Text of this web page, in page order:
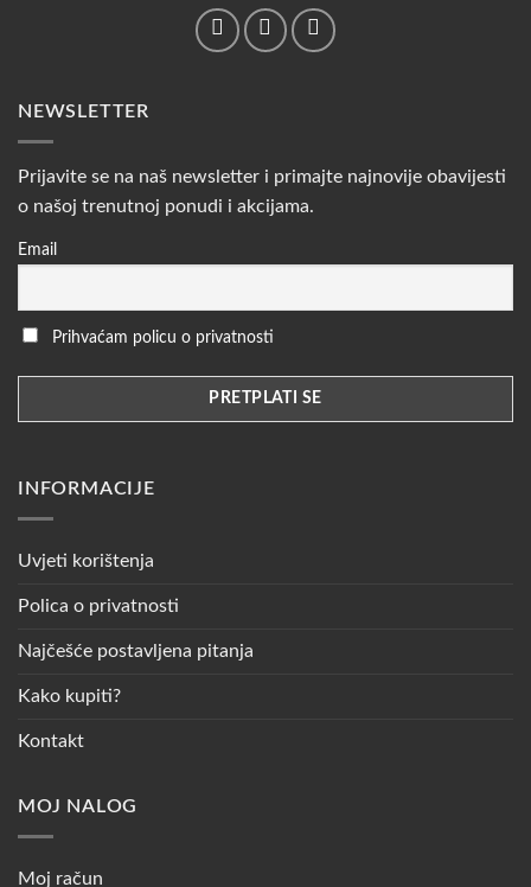
NEWSLETTER
Prijavite se na naš newsletter i primajte najnovije obavijesti
o našoj trenutnoj ponudi i akcijama.
Email
Prihvaćam policu o privatnosti
INFORMACIJE
Uvjeti korištenja
Polica o privatnosti
Najčešće postavljena pitanja
Kako kupiti?
Kontakt
MOJ NALOG
Moj račun